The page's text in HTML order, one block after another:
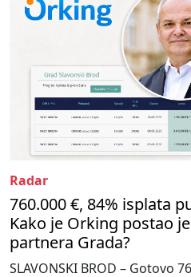
Radar
760.000 €, 84% isplata
Kako je Orking postao
partnera Grada?
SLAVONSKI BROD – Gotovo